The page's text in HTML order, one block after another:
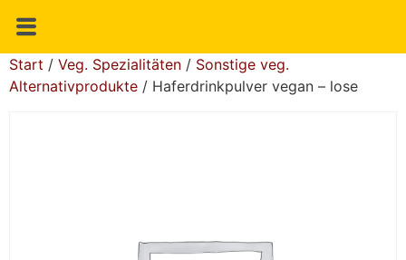
Start / Veg. Spezialitäten / Sonstige veg.
Alternativprodukte / Haferdrinkpulver vegan – lose